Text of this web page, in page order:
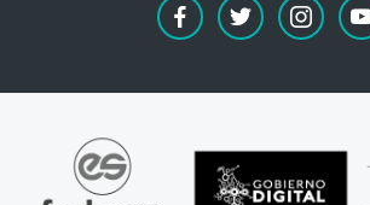
facebooktwitter instagram